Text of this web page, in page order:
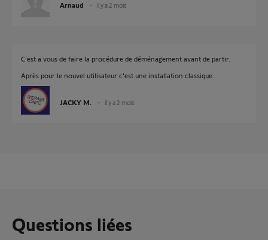
Arnaud il y a 2 mois
C'est a vous de faire la procédure de déménagement avant de partir.
Après pour le nouvel utilisateur c'est une installation classique.
JACKY M. il y a 2 mois
Questions liées